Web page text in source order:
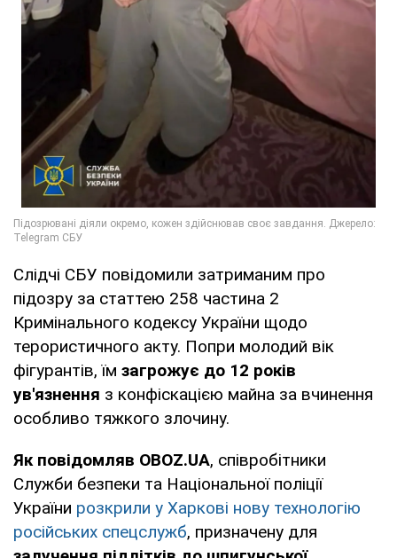
Слідчі СБУ повідомили затриманим про
підозру за статтею 258 частина 2
Кримінального кодексу України щодо
терористичного акту. Попри молодий вік
фігурантів, їм загрожує до 12 років
ув'язнення з конфіскацією майна за вчинення
особливо тяжкого злочину.
Як повідомляв OBOZ.UA, співробітники
Служби безпеки та Національної поліції
України розкрили у Харкові нову технологію
російських спецслужб, призначену для